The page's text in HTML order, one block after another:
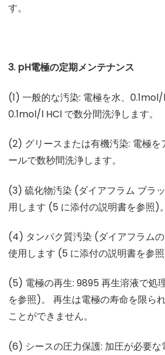
す。
3. pH電極の定期メンテナンス
(1) 一般的な汚染: 電極を水、
0.1mol/l HCl で数分間洗浄します。
(2) グリースまたは有機汚染: 電極を
ールで数秒間洗浄します。
(3) 硫化物汚染 (ダイアフラム ブラ
用します (5 に添付の説明書を参照)。
(4) タンパク質汚染 (ダイアフラム
使用します (5 に添付の説明書を参照
(5) 電極の再生: 9895 再生溶液で処
を参照)。 再生は電極の寿命を限ら
ことができません。
(6) シースの圧力保護: 加圧が必要な